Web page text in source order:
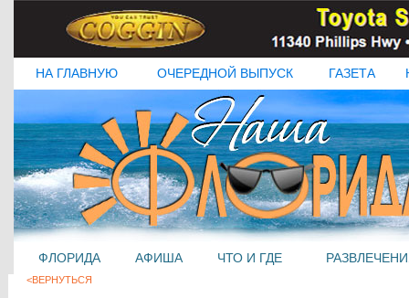
НА ГЛАВНУЮ ОЧЕРЕДНОЙ ВЫПУСК ГАЗЕТА
ФЛОРИДА АФИША ЧТО И ГДЕ
<ВЕРНУТЬСЯ